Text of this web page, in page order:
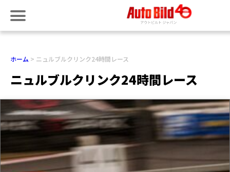
ホーム ニュルブルクリンク24時間レース
ニュルブルクリンク24時間レース